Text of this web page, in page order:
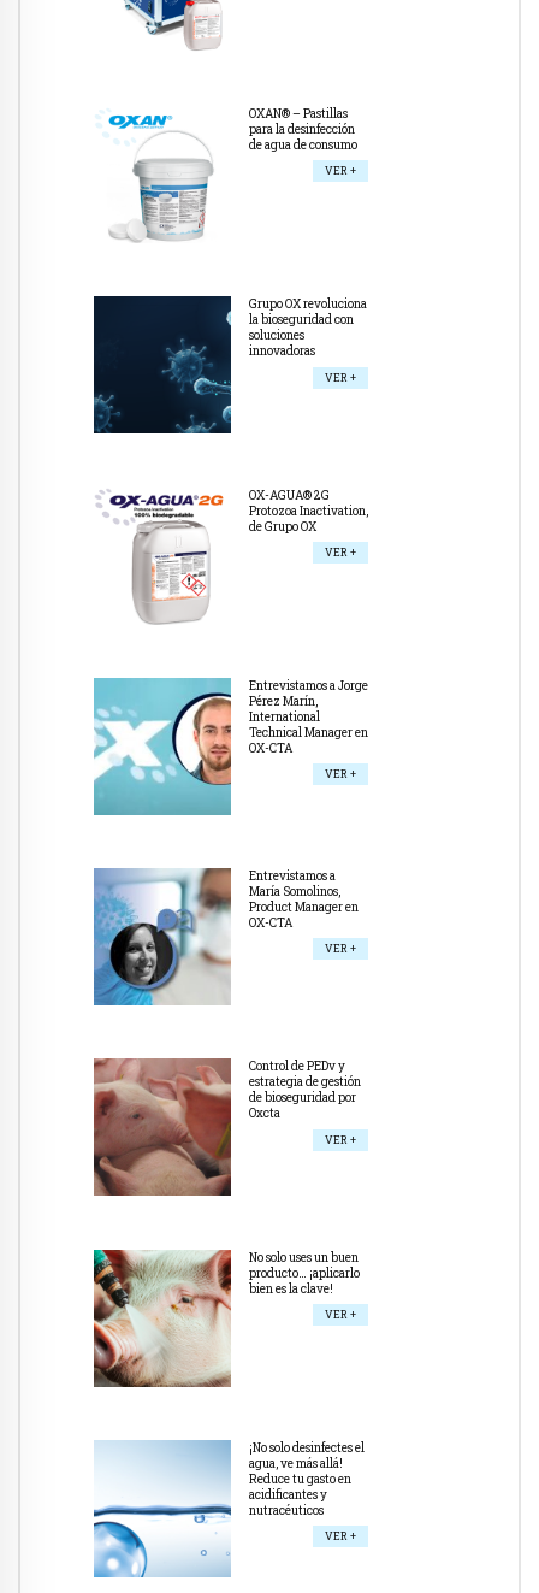
OXAN® – Pastillas
para la desinfección
de agua de consumo
VER +
Grupo OX revoluciona
la bioseguridad con
soluciones
innovadoras
VER +
OX-AGUA® 2G
Protozoa Inactivation,
de Grupo OX
VER +
Entrevistamos a Jorge
Pérez Marín,
International
Technical Manager en
OX-CTA
VER +
Entrevistamos a
María Somolinos,
Product Manager en
OX-CTA
VER +
Control de PEDv y
estrategia de gestión
de bioseguridad por
Oxcta
VER +
No solo uses un buen
producto… ¡aplicarlo
bien es la clave!
VER +
¡No solo desinfectes el
agua, ve más allá!
Reduce tu gasto en
acidificantes y
nutracéuticos
VER +